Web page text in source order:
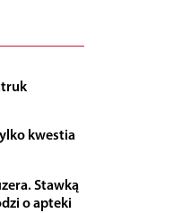
kwestia
Stawką
o apteki